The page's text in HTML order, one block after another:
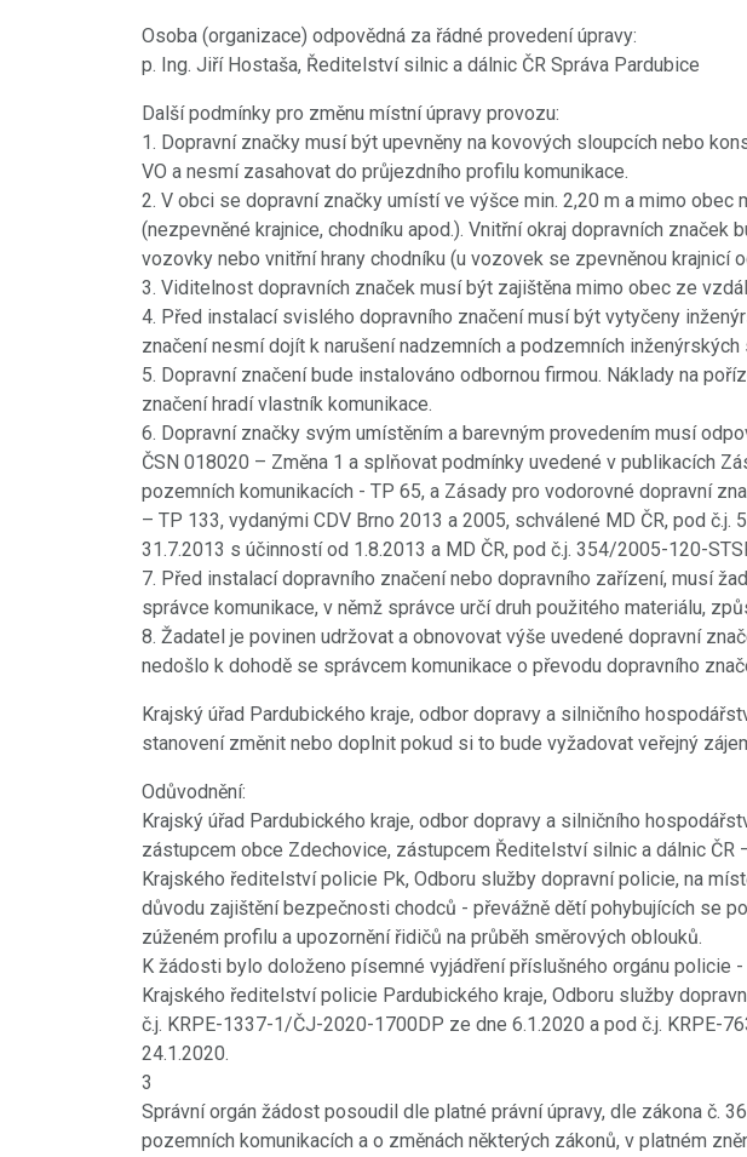
Osoba (organizace) odpovědná za řádné provedení úpravy:
p. Ing. Jiří Hostaša, Ředitelství silnic a dálnic ČR Správa Pardubice
Další podmínky pro změnu místní úpravy provozu:
1. Dopravní značky musí být upevněny na kovových sloupcích nebo
VO a nesmí zasahovat do průjezdního profilu komunikace.
2. V obci se dopravní značky umístí ve výšce min. 2,20 m a mimo obec
(nezpevněné krajnice, chodníku apod.). Vnitřní okraj dopravních značek
vozovky nebo vnitřní hrany chodníku (u vozovek se zpevněnou krajnicí
3. Viditelnost dopravních značek musí být zajištěna mimo obec ze
4. Před instalací svislého dopravního značení musí být vytyčeny
značení nesmí dojít k narušení nadzemních a podzemních inženýrských
5. Dopravní značení bude instalováno odbornou firmou. Náklady na
značení hradí vlastník komunikace.
6. Dopravní značky svým umístěním a barevným provedením musí
ČSN 018020 – Změna 1 a splňovat podmínky uvedené v publikacích
pozemních komunikacích - TP 65, a Zásady pro vodorovné dopravní
– TP 133, vydanými CDV Brno 2013 a 2005, schválené MD ČR, pod
31.7.2013 s účinností od 1.8.2013 a MD ČR, pod č.j. 354/2005-120-
7. Před instalací dopravního značení nebo dopravního zařízení, musí
správce komunikace, v němž správce určí druh použitého materiálu,
8. Žadatel je povinen udržovat a obnovovat výše uvedené dopravní
nedošlo k dohodě se správcem komunikace o převodu dopravního
Krajský úřad Pardubického kraje, odbor dopravy a silničního
stanovení změnit nebo doplnit pokud si to bude vyžadovat veřejný
Odůvodnění:
Krajský úřad Pardubického kraje, odbor dopravy a silničního
zástupcem obce Zdechovice, zástupcem Ředitelství silnic a dálnic ČR
Krajského ředitelství policie Pk, Odboru služby dopravní policie, na
důvodu zajištění bezpečnosti chodců - převážně dětí pohybujících se
zúženém profilu a upozornění řidičů na průběh směrových oblouků.
K žádosti bylo doloženo písemné vyjádření příslušného orgánu policie
Krajského ředitelství policie Pardubického kraje, Odboru služby
č.j. KRPE-1337-1/ČJ-2020-1700DP ze dne 6.1.2020 a pod č.j. KRPE-
24.1.2020.
3
Správní orgán žádost posoudil dle platné právní úpravy, dle zákona č.
pozemních komunikacích a o změnách některých zákonů, v platném
18.8.2021 PŘED 1814 DNY
Videokronika: Zdechovický
https://www.youtube.com/watch?
v=rPoqutfOmZo
POKRAČOVÁNÍ
Nová
událostí
stáří.